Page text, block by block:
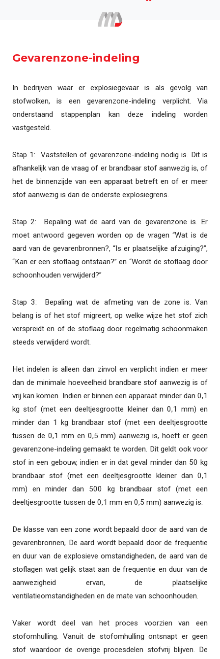
Gevarenzone-indeling
In bedrijven waar er explosiegevaar is als gevolg van
stofwolken, is een gevarenzone-indeling verplicht. Via
onderstaand stappenplan kan deze indeling worden
vastgesteld.
Stap 1: Vaststellen of gevarenzone-indeling nodig is. Dit is
afhankelijk van de vraag of er brandbaar stof aanwezig is, of
het de binnenzijde van een apparaat betreft en of er meer
stof aanwezig is dan de onderste explosiegrens.
Stap 2: Bepaling wat de aard van de gevarenzone is. Er
moet antwoord gegeven worden op de vragen “Wat is de
aard van de gevarenbronnen?, “Is er plaatselijke afzuiging?”,
“Kan er een stoflaag ontstaan?” en “Wordt de stoflaag door
schoonhouden verwijderd?”
Stap 3: Bepaling wat de afmeting van de zone is. Van
belang is of het stof migreert, op welke wijze het stof zich
verspreidt en of de stoflaag door regelmatig schoonmaken
steeds verwijderd wordt.
Het indelen is alleen dan zinvol en verplicht indien er meer
dan de minimale hoeveelheid brandbare stof aanwezig is of
vrij kan komen. Indien er binnen een apparaat minder dan 0,1
kg stof (met een deeltjesgrootte kleiner dan 0,1 mm) en
minder dan 1 kg brandbaar stof (met een deeltjesgrootte
tussen de 0,1 mm en 0,5 mm) aanwezig is, hoeft er geen
gevarenzone-indeling gemaakt te worden. Dit geldt ook voor
stof in een gebouw, indien er in dat geval minder dan 50 kg
brandbaar stof (met een deeltjesgrootte kleiner dan 0,1
mm) en minder dan 500 kg brandbaar stof (met een
deeltjesgrootte tussen de 0,1 mm en 0,5 mm) aanwezig is.
De klasse van een zone wordt bepaald door de aard van de
gevarenbronnen, De aard wordt bepaald door de frequentie
en duur van de explosieve omstandigheden, de aard van de
stoflagen wat gelijk staat aan de frequentie en duur van de
aanwezigheid ervan, de plaatselijke
ventilatieomstandigheden en de mate van schoonhouden.
Vaker wordt deel van het proces voorzien van een
stofomhulling. Vanuit de stofomhulling ontsnapt er geen
stof waardoor de overige procesdelen stofvrij blijven. De